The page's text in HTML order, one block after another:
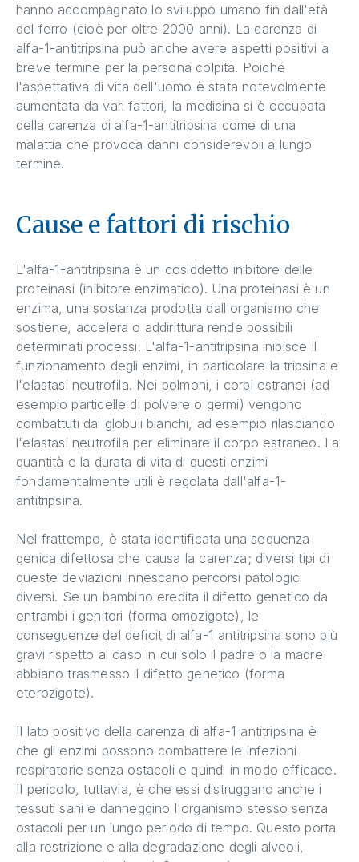
hanno accompagnato lo sviluppo umano fin dall'età
del ferro (cioè per oltre 2000 anni). La carenza di
alfa-1-antitripsina può anche avere aspetti positivi a
breve termine per la persona colpita. Poiché
l'aspettativa di vita dell'uomo è stata notevolmente
aumentata da vari fattori, la medicina si è occupata
della carenza di alfa-1-antitripsina come di una
malattia che provoca danni considerevoli a lungo
termine.
Cause e fattori di rischio
L'alfa-1-antitripsina è un cosiddetto inibitore delle
proteinasi (inibitore enzimatico). Una proteinasi è un
enzima, una sostanza prodotta dall'organismo che
sostiene, accelera o addirittura rende possibili
determinati processi. L'alfa-1-antitripsina inibisce il
funzionamento degli enzimi, in particolare la tripsina e
l'elastasi neutrofila. Nei polmoni, i corpi estranei (ad
esempio particelle di polvere o germi) vengono
combattuti dai globuli bianchi, ad esempio rilasciando
l'elastasi neutrofila per eliminare il corpo estraneo. La
quantità e la durata di vita di questi enzimi
fondamentalmente utili è regolata dall'alfa-1-
antitripsina.
Nel frattempo, è stata identificata una sequenza
genica difettosa che causa la carenza; diversi tipi di
queste deviazioni innescano percorsi patologici
diversi. Se un bambino eredita il difetto genetico da
entrambi i genitori (forma omozigote), le
conseguenze del deficit di alfa-1 antitripsina sono più
gravi rispetto al caso in cui solo il padre o la madre
abbiano trasmesso il difetto genetico (forma
eterozigote).
Il lato positivo della carenza di alfa-1 antitripsina è
che gli enzimi possono combattere le infezioni
respiratorie senza ostacoli e quindi in modo efficace.
Il pericolo, tuttavia, è che essi distruggano anche i
tessuti sani e danneggino l'organismo stesso senza
ostacoli per un lungo periodo di tempo. Questo porta
alla restrizione e alla degradazione degli alveoli,